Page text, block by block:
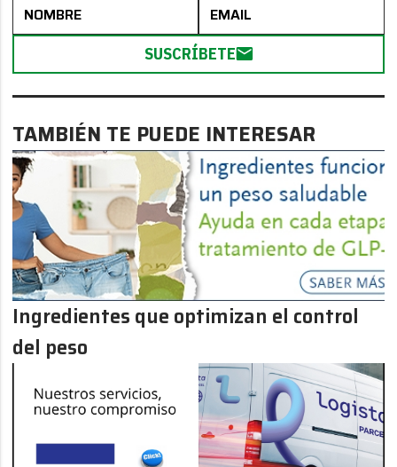
SUSCRÍBETE
TAMBIÉN TE PUEDE INTERESAR
Ingredientes que optimizan el control
del peso